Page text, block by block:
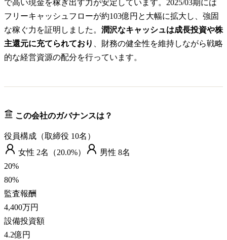
で高い現金を稼ぎ出す力が安定しています。2025/03期には
フリーキャッシュフローが約103億円と大幅に拡大し、強固
な稼ぐ力を証明しました。 潤沢なキャッシュは成長投資や株
主還元に充てられており
、財務の健全性を維持しながら戦略
的な経営資源の配分を行っています。
この会社のガバナンスは？
役員構成（取締役 10名）
女性 2名（20.0%） 男性 8名
20%
80%
監査報酬
4,400万円
設備投資額
4.2億円